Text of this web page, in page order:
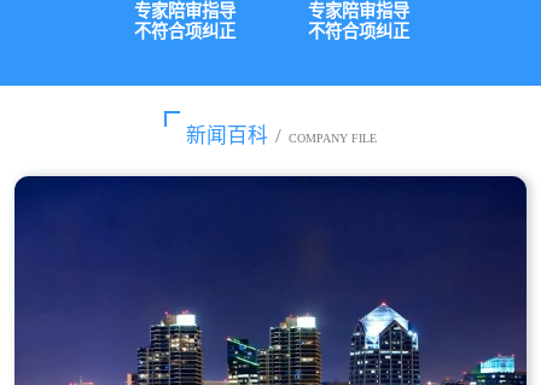
专家陪审指导
不符合项纠正
专家陪审指导
不符合项纠正
新闻百科 / COMPANY FILE